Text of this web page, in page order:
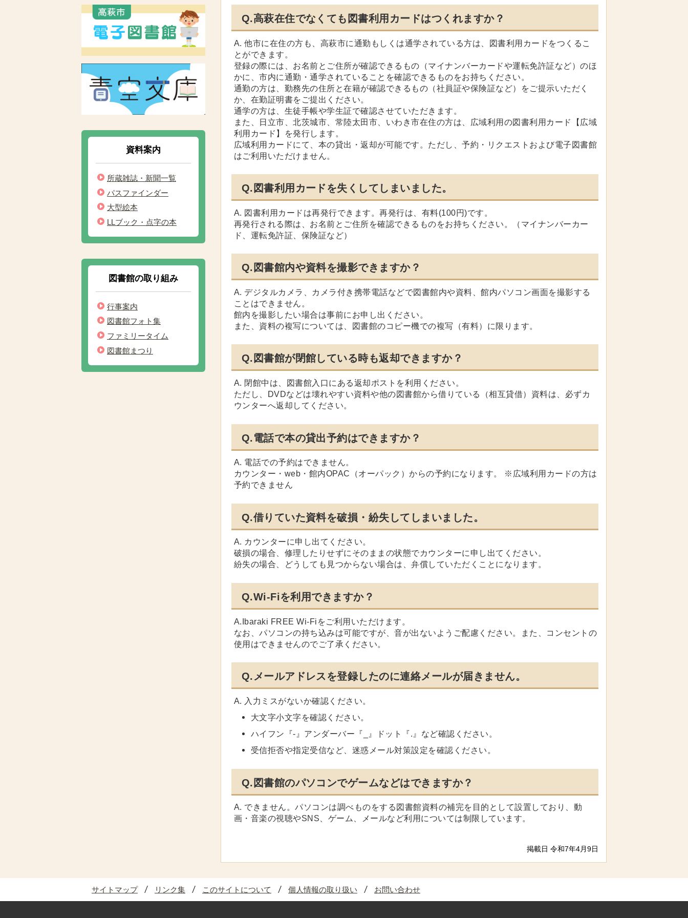
資料案内
所蔵雑誌・新聞一覧
パスファインダー
大型絵本
LLブック・点字の本
図書館の取り組み
行事案内
図書館フォト集
ファミリータイム
図書館まつり
Q.高萩在住でなくても図書利用カードはつくれますか？
A.他市に在住の方も、高萩市に通勤もしくは通学されている方は、図書利用カードをつくるこ
とができます。
登録の際には、お名前とご住所が確認できるもの（マイナンバーカードや運転免許証など）のほ
かに、市内に通勤・通学されていることを確認できるものをお持ちください。
通勤の方は、勤務先の住所と在籍が確認できるもの（社員証や保険証など）をご提示いただく
か、在勤証明書をご提出ください。
通学の方は、生徒手帳や学生証で確認させていただきます。
また、日立市、北茨城市、常陸太田市、いわき市在住の方は、広域利用の図書利用カード【広域
利用カード】を発行します。
広域利用カードにて、本の貸出・返却が可能です。ただし、予約・リクエストおよび電子図書館
はご利用いただけません。
Q.図書利用カードを失くしてしまいました。
A. 図書利用カードは再発行できます。再発行は、有料(100円)です。
再発行される際は、お名前とご住所を確認できるものをお持ちください。（マイナンバーカー
ド、運転免許証、保険証など）
Q.図書館内や資料を撮影できますか？
A. デジタルカメラ、カメラ付き携帯電話などで図書館内や資料、館内パソコン画面を撮影する
ことはできません。
館内を撮影したい場合は事前にお申し出ください。
また、資料の複写については、図書館のコピー機での複写（有料）に限ります。
Q.図書館が閉館している時も返却できますか？
A. 閉館中は、図書館入口にある返却ポストを利用ください。
ただし、DVDなどは壊れやすい資料や他の図書館から借りている（相互貸借）資料は、必ずカ
ウンターへ返却してください。
Q.電話で本の貸出予約はできますか？
A. 電話での予約はできません。
カウンター・web・館内OPAC（オーパック）からの予約になります。 ※広域利用カードの方は
予約できません
Q.借りていた資料を破損・紛失してしまいました。
A. カウンターに申し出てください。
破損の場合、修理したりせずにそのままの状態でカウンターに申し出てください。
紛失の場合、どうしても見つからない場合は、弁償していただくことになります。
Q.Wi-Fiを利用できますか？
A. Ibaraki FREE Wi-Fi をご利用いただけます。
なお、パソコンの持ち込みは可能ですが、音が出ないようご配慮ください。また、コンセントの
使用はできませんのでご了承ください。
Q.メールアドレスを登録したのに連絡メールが届きません。
A. 入力ミスがないか確認ください。
大文字小文字を確認ください。
ハイフン『-』アンダーバー『_』ドット『.』など確認ください。
受信拒否や指定受信など、迷惑メール対策設定を確認ください。
Q.図書館のパソコンでゲームなどはできますか？
A. できません。パソコンは調べものをする図書館資料の補完を目的として設置しており、動
画・音楽の視聴やSNS、ゲーム、メールなど利用については制限しています。
掲載日 令和7年4月9日
サイトマップ リンク集 このサイトについて 個人情報の取り扱い お問い合わせ